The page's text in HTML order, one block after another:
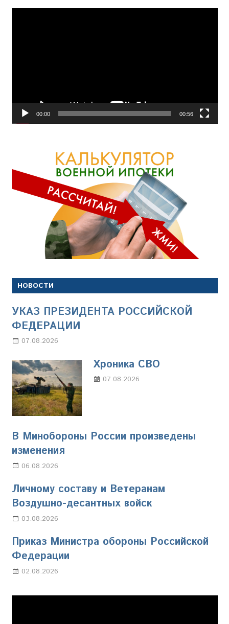
00:00 00:56
НОВОСТИ
УКАЗ ПРЕЗИДЕНТА РОССИЙСКОЙ
ФЕДЕРАЦИИ
07.08.2026
Хроника СВО
07.08.2026
В Минобороны России произведены
изменения
06.08.2026
Личному составу и Ветеранам
Воздушно-десантных войск
03.08.2026
Приказ Министра обороны Российской
Федерации
02.08.2026